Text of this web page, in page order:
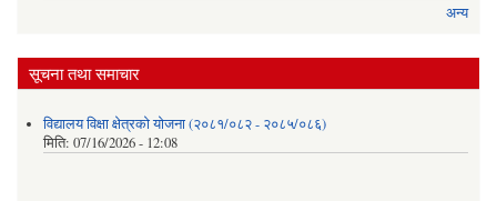
अन्य
सूचना तथा समाचार
विद्यालय विक्षा क्षेत्रको योजना (२०८१/०८२ - २०८५/०८६)
मिति: 07/16/2026 - 12:08